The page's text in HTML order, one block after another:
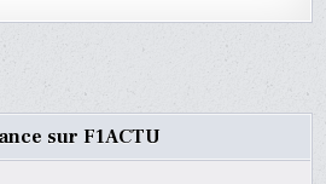
sur F1ACTU